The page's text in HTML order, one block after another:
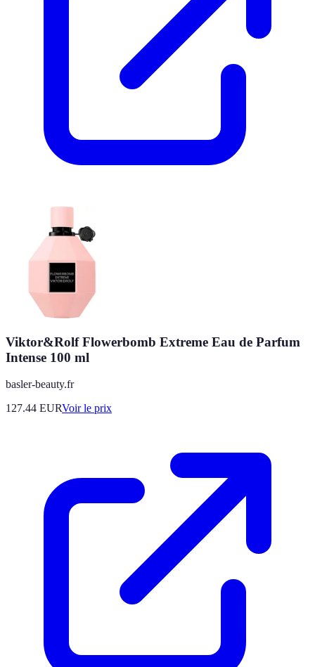
Viktor&Rolf Flowerbomb Extreme Eau de Parfum
Intense 100 ml
basler-beauty.fr
127.44 EURVoir le prix